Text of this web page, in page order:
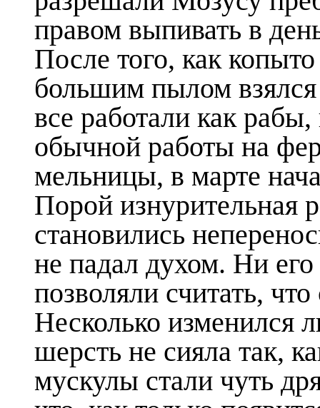
правом выпивать в
После того, как
большим пылом взялся
все работали как
обычной работы на
мельницы, в марте
Порой изнурительная
становились
не падал духом. Ни
позволяли считать,
Несколько изменился
шерсть не сияла так,
мускулы стали чуть